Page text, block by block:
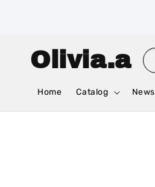
Olivia.a
Home Catalog News